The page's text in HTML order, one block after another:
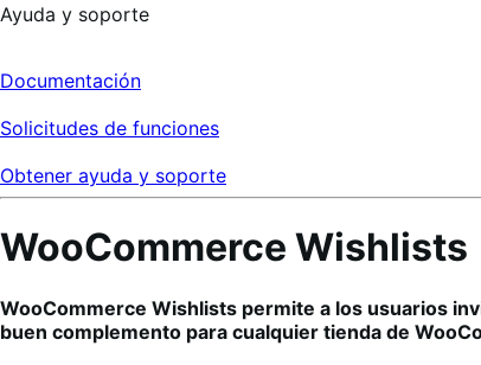
Ayuda y soporte
Documentación
Solicitudes de funciones
Obtener ayuda y soporte
WooCommerce Wishlists
WooCommerce Wishlists permite a los usuarios
buen complemento para cualquier tienda de